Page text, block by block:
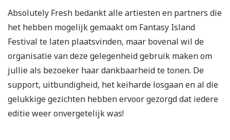
Absolutely Fresh bedankt alle artiesten en partners die
het hebben mogelijk gemaakt om Fantasy Island
Festival te laten plaatsvinden, maar bovenal wil de
organisatie van deze gelegenheid gebruik maken om
jullie als bezoeker haar dankbaarheid te tonen. De
support, uitbundigheid, het keiharde losgaan en al die
gelukkige gezichten hebben ervoor gezorgd dat iedere
editie weer onvergetelijk was!